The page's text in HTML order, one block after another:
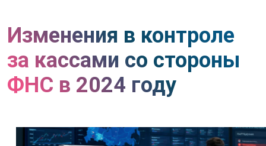
Изменения в контроле
за кассами со стороны
ФНС в 2024 году